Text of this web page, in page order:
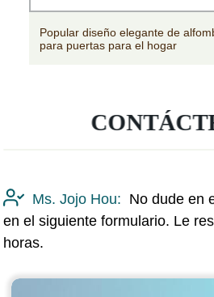
Popular diseño elegante de
para puertas para el hogar
Ms. Jojo Hou: No dude en
en el siguiente formulario. Le
horas.